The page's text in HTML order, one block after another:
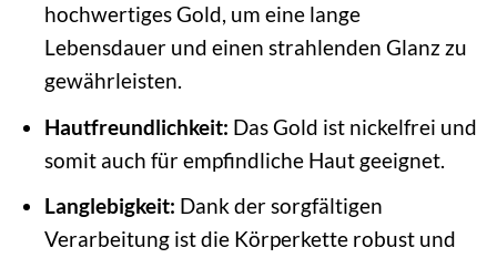
hochwertiges Gold, um eine lange
Lebensdauer und einen strahlenden Glanz zu
gewährleisten.
Hautfreundlichkeit: Das Gold ist nickelfrei und
somit auch für empfindliche Haut geeignet.
Langlebigkeit: Dank der sorgfältigen
Verarbeitung ist die Körperkette robust und